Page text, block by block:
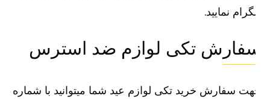
نمایید.
تکی لوازم ضد استرس
سفارش خرید تکی لوازم عید شما میتوانید با شماره